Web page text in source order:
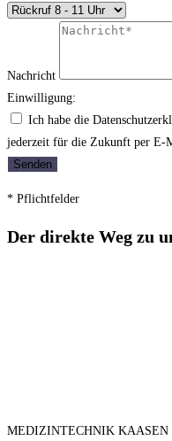
Nachricht
Einwilligung:
Ich habe die
jederzeit für die Zukunft per E-
Senden
* Pflichtfelder
Der direkte Weg zu
MEDIZINTECHNIK KAASEN